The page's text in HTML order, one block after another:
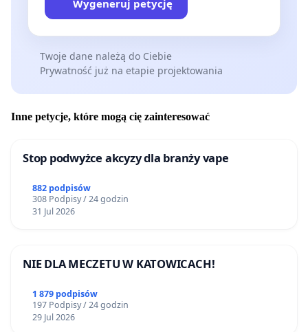
Wygeneruj petycję
Twoje dane należą do Ciebie
Prywatność już na etapie projektowania
Inne petycje, które mogą cię zainteresować
Stop podwyżce akcyzy dla branży vape
882 podpisów
308 Podpisy / 24 godzin
31 Jul 2026
NIE DLA MECZETU W KATOWICACH!
1 879 podpisów
197 Podpisy / 24 godzin
29 Jul 2026